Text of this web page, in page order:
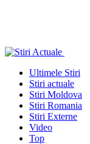
Ultimele Stiri
Stiri actuale
Stiri Moldova
Stiri Romania
Stiri Externe
Video
Top